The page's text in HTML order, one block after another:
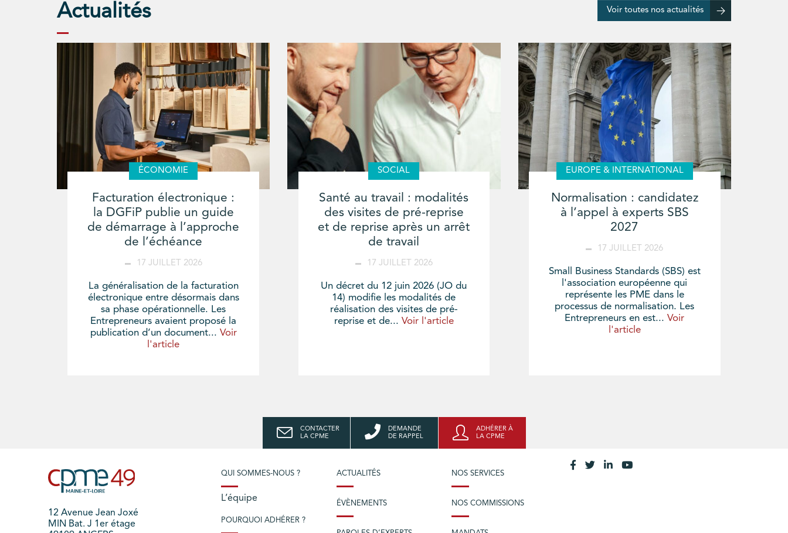
Actualités Voir toutes nos actualités
ÉCONOMIE
Facturation électronique :
la DGFiP publie un guide
de démarrage à l’approche
de l’échéance
17 JUILLET 2026
La généralisation de la facturation
électronique entre désormais dans
sa phase opérationnelle. Les
Entrepreneurs avaient proposé la
publication d’un document... Voir
l'article
SOCIAL
Santé au travail : modalités
des visites de pré-reprise
et de reprise après un arrêt
de travail
17 JUILLET 2026
Un décret du 12 juin 2026 (JO du
14) modifie les modalités de
réalisation des visites de pré-
reprise et de... Voir l'article
EUROPE & INTERNATIONAL
Normalisation : candidatez
à l’appel à experts SBS
2027
17 JUILLET 2026
Small Business Standards (SBS) est
l'association européenne qui
représente les PME dans le
processus de normalisation. Les
Entrepreneurs en est...Voir
l'article
CONTACTER
LA CPME
DEMANDE
DE RAPPEL
ADHÉRER À
LA CPME
12 Avenue Jean Joxé
MIN Bat. J 1er étage
QUI SOMMES-NOUS ?
L’équipe
POURQUOI ADHÉRER ?
ACTUALITÉS
ÉVÈNEMENTS
NOS SERVICES
NOS COMMISSIONS